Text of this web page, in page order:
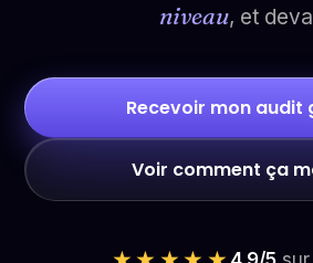
niveau, et
Recevoir mon audit
Voir comment ça